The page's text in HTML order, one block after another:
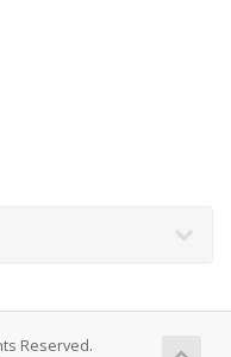
Reserved.